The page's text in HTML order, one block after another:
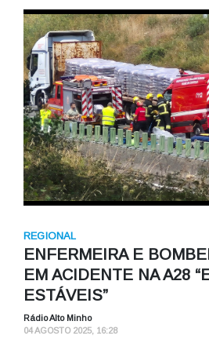
REGIONAL
ENFERMEIRA E
EM ACIDENTE NA A28
ESTÁVEIS”
Rádio Alto Minho
04 AGOSTO 2025, 16:28